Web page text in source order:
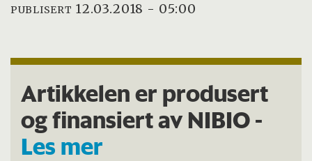
PUBLISERT 12.03.2018 - 05:00
Artikkelen er produsert
og finansiert av NIBIO -
Les mer